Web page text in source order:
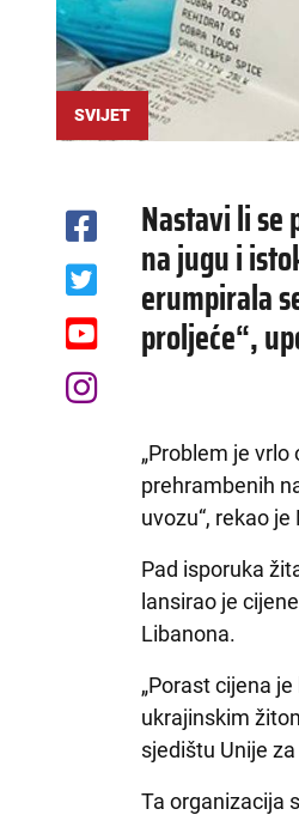
SVIJET
Nastavi li
na jugu i
erumpirala
proljeće“,
„Problem je
prehrambenih
uvozu“, rekao
Pad isporuka
lansirao je
Libanona.
„Porast cijena
ukrajinskim
sjedištu Unije
Ta organizacija